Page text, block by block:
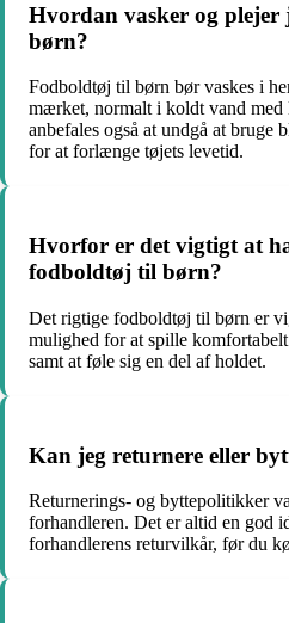
Hvordan vasker og
børn?
Fodboldtøj til børn bør vaskes i
mærket, normalt i koldt vand med
anbefales også at undgå at bruge
for at forlænge tøjets levetid.
Hvorfor er det vigtigt at
fodboldtøj til børn?
Det rigtige fodboldtøj til børn er
mulighed for at spille
samt at føle sig en del af holdet.
Kan jeg returnere eller
Returnerings- og byttepolitikker
forhandleren. Det er altid en god
forhandlerens returvilkår, før du